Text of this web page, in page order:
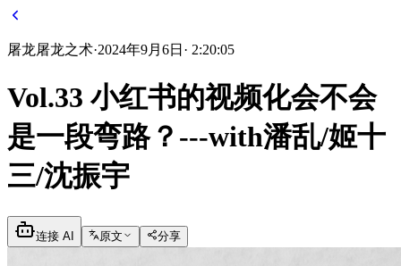
屠龙屠龙之术·2024年9月6日 · 2:20:05
Vol.33 小红书的视频化会不会
是一段弯路？---with潘乱/姬十
三/沈振宇
连接 AI 原文 分享